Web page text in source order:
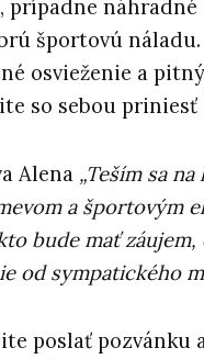
prípadne náhradné
športovú
osvieženie a
so sebou priniesť
Alena „Teším sa
a športovým
bude mať záujem,
od sympatického
poslať pozvánku